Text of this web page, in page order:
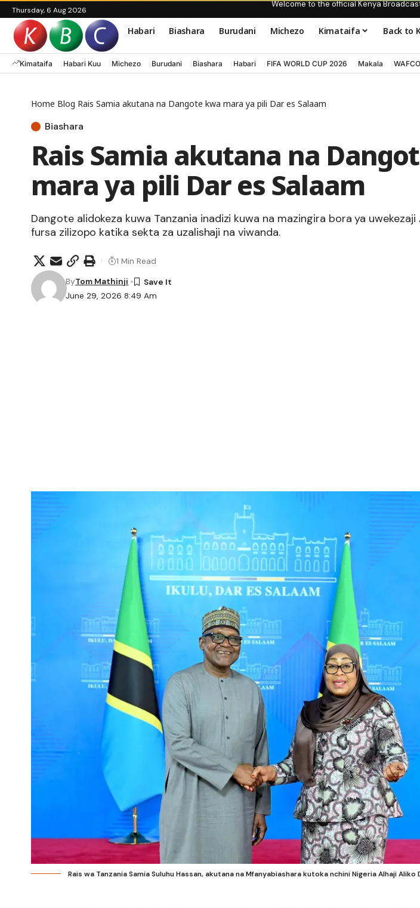
Thursday, 6 Aug 2026
Welcome to the official Kenya
Habari Biashara Burudani Michezo Kimataifa Back to
Kimataifa Habari Kuu Michezo Burudani Biashara Habari FIFA WORLD CUP 2026 Makala
Home Blog Rais Samia akutana na Dangote kwa mara ya pili Dar es Salaam
Biashara
Rais Samia akutana na
mara ya pili Dar es Salaam
Dangote alidokeza kuwa Tanzania inadizi kuwa na mazingira bora ya
fursa zilizopo katika sekta za uzalishaji na viwanda.
June 29, 2026 8:49 Am
ByTom Mathinji
1 Min Read
Rais wa Tanzania Samia Suluhu Hassan, akutana na Mfanyabiashara kutoka nchini Nigeria Alhaji Aliko